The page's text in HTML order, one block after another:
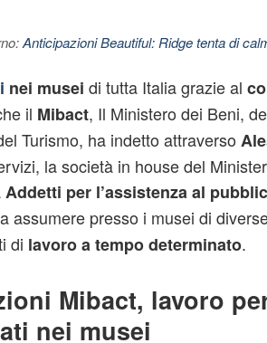
Anticipazioni Beautiful: Ridge tenta di
nei musei di tutta Italia grazie al
il Mibact, Il Ministero dei Beni,
Turismo, ha indetto attraverso
la società in house del
Addetti per l’assistenza al
assumere presso i musei di
di lavoro a tempo determinato.
Mibact, lavoro
nei musei